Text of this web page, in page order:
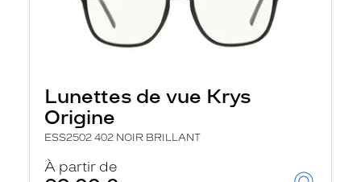
Lunettes de vue Krys
Origine
ESS2502 402 NOIR BRILLANT
À partir de